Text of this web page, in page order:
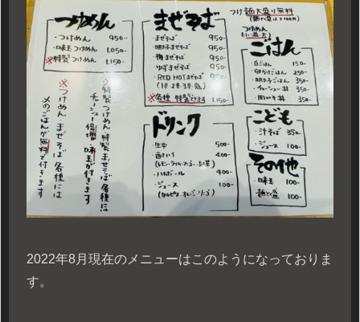
2022年8月現在のメニューはこのようになっておりま
す。